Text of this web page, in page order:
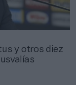
y otros diez